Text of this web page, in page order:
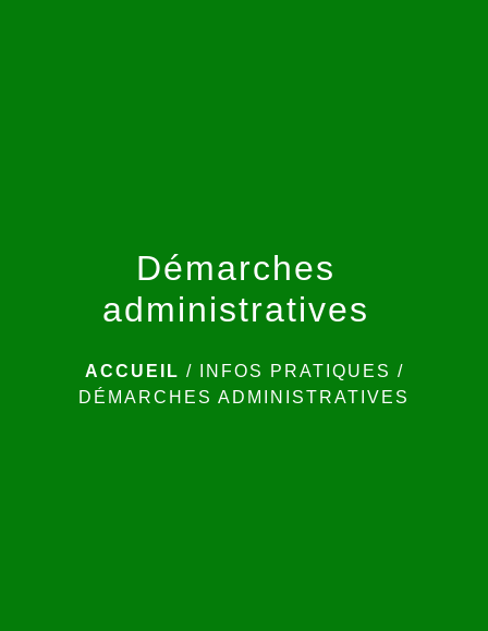
Démarches
administratives
ACCUEIL / INFOS PRATIQUES /
DÉMARCHES ADMINISTRATIVES